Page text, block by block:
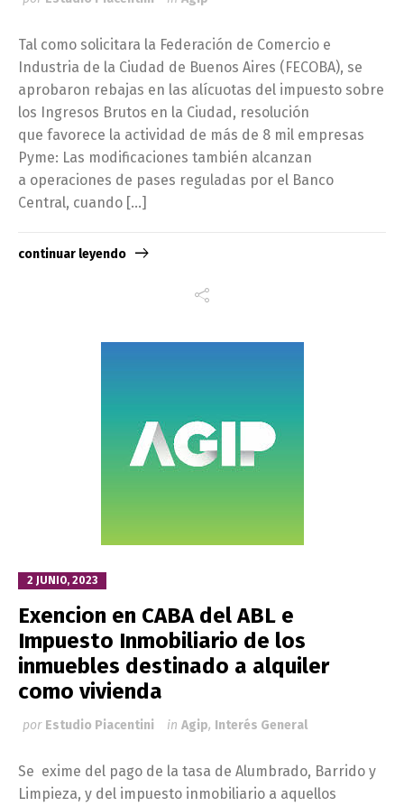
Tal como solicitara la Federación de Comercio e
Industria de la Ciudad de Buenos Aires (FECOBA), se
aprobaron rebajas en las alícuotas del impuesto sobre
los Ingresos Brutos en la Ciudad, resolución
que favorece la actividad de más de 8 mil empresas
Pyme: Las modificaciones también alcanzan
a operaciones de pases reguladas por el Banco
Central, cuando […]
continuar leyendo
2 JUNIO, 2023
Exencion en CABA del ABL e
Impuesto Inmobiliario de los
inmuebles destinado a alquiler
como vivienda
por Estudio Piacentini in Agip, Interés General
Se exime del pago de la tasa de Alumbrado, Barrido y
Limpieza, y del impuesto inmobiliario a aquellos